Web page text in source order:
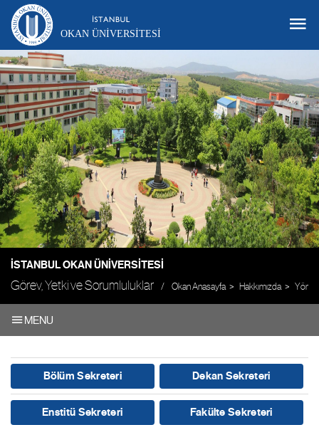
OKAN ÜNIVERSITESI
İSTANBUL OKAN ÜNIVERSITESI
Görev, Yetki ve Sorumluluklar Okan Anasayfa Hakkımızda
MENU
Bölüm Sekreteri Dekan Sekreteri
Enstitü Sekreteri Fakülte Sekreteri